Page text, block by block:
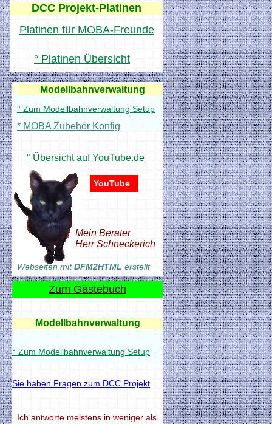
Anleitungen
° Übersicht auf YouTube.de
Modellbahnverwaltung
° Zum Modellbahnverwaltung Setup
YouTube
* MOBA Zubehör Konfig
Mein Berater
Herr Schneckerich
Webseiten mitDFM2HTML erstellt
Zum Gästebuch
Modellbahnverwaltung
° Zum Modellbahnverwaltung Setup
Sie haben Fragen zum DCC Projekt
Ich antworte meistens in weniger als
Modellbahnverwaltung
° Zum Modellbahnverwaltung Setup
DCC Projekt-Platinen
Platinen für MOBA-Freunde
° Platinen Übersicht